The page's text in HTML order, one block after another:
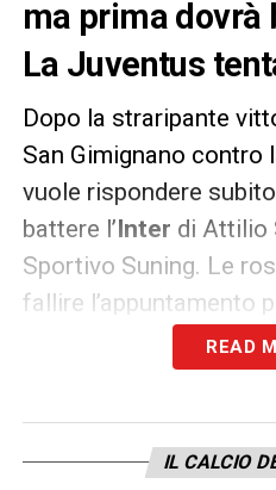
ma prima dovrà
La Juventus
Dopo la straripante
San Gimignano contro
vuole rispondere
battere l’Inter di Attilio
Sportivo Suning. Le
fallire l’appuntamento
seconda posizione,
alla prossima
quando mancano
READ
IL CALCIO